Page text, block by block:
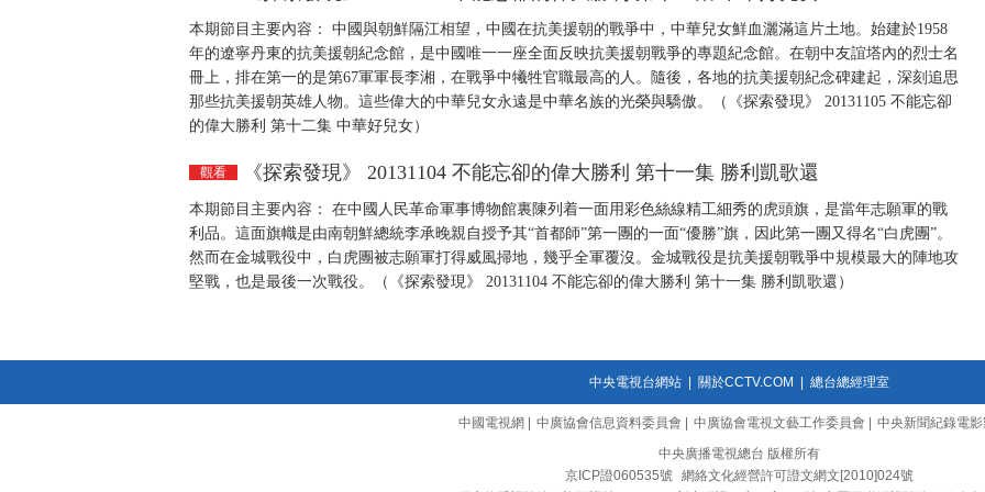
本期節目主要內容： 中國與朝鮮隔江相望，中國在抗美援朝的戰爭中，中華兒女鮮血灑滿這片土地。始建於1958
年的遼寧丹東的抗美援朝紀念館，是中國唯一一座全面反映抗美援朝戰爭的專題紀念館。在朝中友誼塔內的烈士名
冊上，排在第一的是第67軍軍長李湘，在戰爭中犧牲官職最高的人。隨後，各地的抗美援朝紀念碑建起，深刻追思
那些抗美援朝英雄人物。這些偉大的中華兒女永遠是中華名族的光榮與驕傲。（《探索發現》 20131105 不能忘卻
的偉大勝利 第十二集 中華好兒女）
觀看 《探索發現》 20131104 不能忘卻的偉大勝利 第十一集 勝利凱歌還
本期節目主要內容： 在中國人民革命軍事博物館裏陳列着一面用彩色絲線精工細秀的虎頭旗，是當年志願軍的戰
利品。這面旗幟是由南朝鮮總統李承晚親自授予其“首都師”第一團的一面“優勝”旗，因此第一團又得名“白虎團”。
然而在金城戰役中，白虎團被志願軍打得威風掃地，幾乎全軍覆沒。金城戰役是抗美援朝戰爭中規模最大的陣地攻
堅戰，也是最後一次戰役。（《探索發現》 20131104 不能忘卻的偉大勝利 第十一集 勝利凱歌還）
中央電視台網站| 關於CCTV.COM 總台總經理室
中國電視網 中廣協會信息資料委員會 中廣協會電視文藝工作委員會
中央新聞紀錄電
中央廣播電視總台 版權所有
京ICP證060535號
網絡文化經營許可證文網文[2010]024號